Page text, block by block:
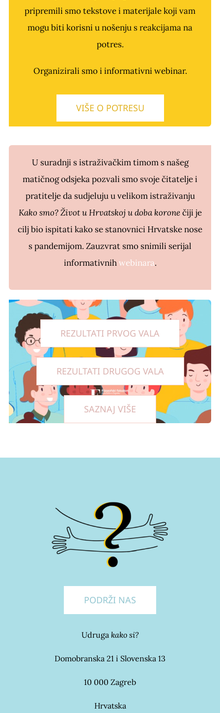
pripremili smo tekstove i materijale koji vam
mogu biti korisni u nošenju s reakcijama na
potres.
Organizirali smo i informativni webinar.
VIŠE O POTRESU
U suradnji s istraživačkim timom s našeg
matičnog odsjeka pozvali smo svoje čitatelje i
pratitelje da sudjeluju u velikom istraživanju
Kako smo? Život u Hrvatskoj u doba koronečiji je
cilj bio ispitati kako se stanovnici Hrvatske nose
s pandemijom. Zauzvrat smo snimili serijal
informativnihwebinara.
REZULTATI PRVOG VALA
REZULTATI DRUGOG VALA
SAZNAJ VIŠE
PODRŽI NAS
Udruga kako si?
Domobranska 21 i Slovenska 13
10 000 Zagreb
Hrvatska